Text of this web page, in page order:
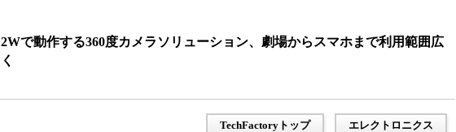
2Wで動作する360度カメラソリューション、劇場からスマホまで利用範囲広
く
TechFactoryトップ エレクトロニクス